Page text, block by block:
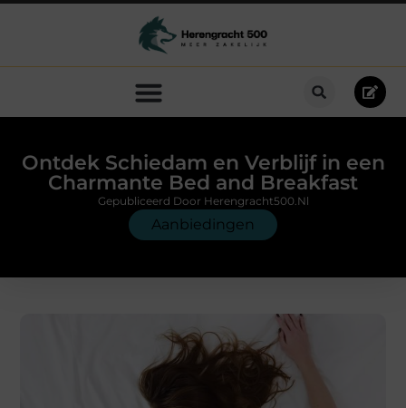
Ontdek Schiedam en Verblijf in een
Charmante Bed and Breakfast
Aanbiedingen
Gepubliceerd Door Herengracht500.nl